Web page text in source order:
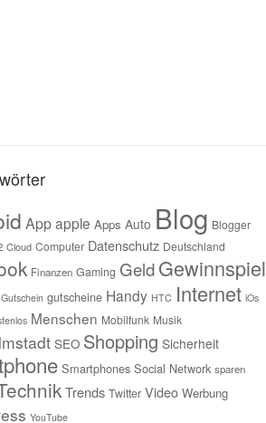
Appapple Apps Auto Blog Blogger
Cloud Computer Datenschutz Deutschland
Finanzen Gaming GeldGewinnspiel
Gutschein gutscheine Handy HTC Internet iOs
Menschen Mobilfunk Musik
SEO Shopping Sicherheit
Smartphones Social Network sparen
Trends Twitter Video Werbung
YouTube